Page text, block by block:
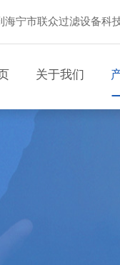
海宁市联众过滤设备科
关于我们